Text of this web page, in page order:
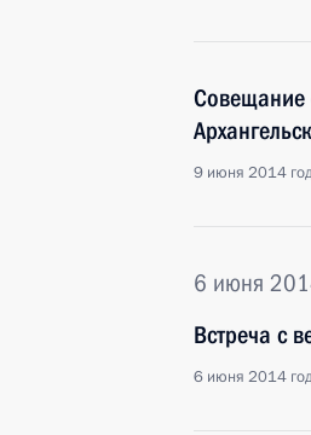
Совещание
9 июня 2014
6 июня
Встреча с
6 июня 2014